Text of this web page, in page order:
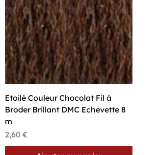
Etoilé Couleur Chocolat Fil à
Broder Brillant DMC Echevette 8
m
Prix
2,60 €